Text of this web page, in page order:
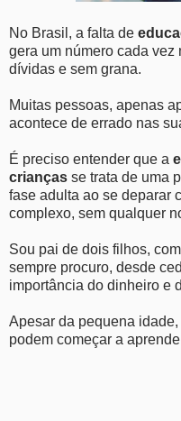
No Brasil, a falta de
gera um número cada
dívidas e sem grana.
Muitas pessoas, apenas
acontece de errado nas
É preciso entender que a
crianças se trata de uma
fase adulta ao se deparar
complexo, sem qualquer
Sou pai de dois filhos,
sempre procuro, desde
importância do dinheiro e
Apesar da pequena
podem começar a